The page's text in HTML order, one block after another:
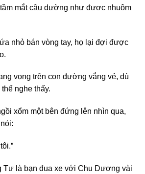
mắt cậu dường như được nhuộm
nhỏ bán vòng tay, họ lại đợi được
vọng trên con đường vắng vẻ, dù
nghe thấy.
xổm một bên đứng lên nhìn qua,
là bạn đua xe với Chu Dương vài